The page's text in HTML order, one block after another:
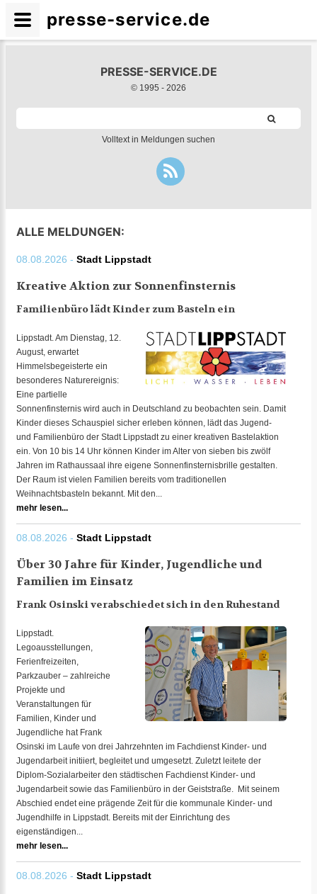
PRESSE-SERVICE.DE
© 1995 - 2026
Volltext in Meldungen suchen
ALLE MELDUNGEN:
08.08.2026 - Stadt Lippstadt
Kreative Aktion zur Sonnenfinsternis
Familienbüro lädt Kinder zum Basteln ein
Lippstadt. Am Dienstag, 12.
August, erwartet
Himmelsbegeisterte ein
besonderes Naturereignis:
Eine partielle
Sonnenfinsternis wird auch in Deutschland zu beobachten sein. Damit
Kinder dieses Schauspiel sicher erleben können, lädt das Jugend-
und Familienbüro der Stadt Lippstadt zu einer kreativen Bastelaktion
ein. Von 10 bis 14 Uhr können Kinder im Alter von sieben bis zwölf
Jahren im Rathaussaal ihre eigene Sonnenfinsternisbrille gestalten.
Der Raum ist vielen Familien bereits vom traditionellen
Weihnachtsbasteln bekannt. Mit den...
mehr lesen...
08.08.2026 - Stadt Lippstadt
Über 30 Jahre für Kinder, Jugendliche und
Familien im Einsatz
Frank Osinski verabschiedet sich in den Ruhestand
Lippstadt.
Legoausstellungen,
Ferienfreizeiten,
Parkzauber – zahlreiche
Projekte und
Veranstaltungen für
Familien, Kinder und
Jugendliche hat Frank
Osinski im Laufe von drei Jahrzehnten im Fachdienst Kinder- und
Jugendarbeit initiiert, begleitet und umgesetzt. Zuletzt leitete der
Diplom-Sozialarbeiter den städtischen Fachdienst Kinder- und
Jugendarbeit sowie das Familienbüro in der Geiststraße. Mit seinem
Abschied endet eine prägende Zeit für die kommunale Kinder- und
Jugendhilfe in Lippstadt. Bereits mit der Einrichtung des
eigenständigen...
mehr lesen...
08.08.2026 - Stadt Lippstadt
presse-service.de